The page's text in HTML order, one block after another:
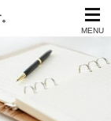
MENU